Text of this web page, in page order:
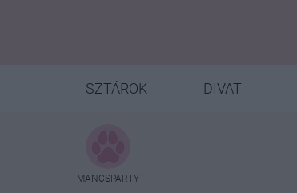
SZTÁROK DIVAT
MANCSPARTY